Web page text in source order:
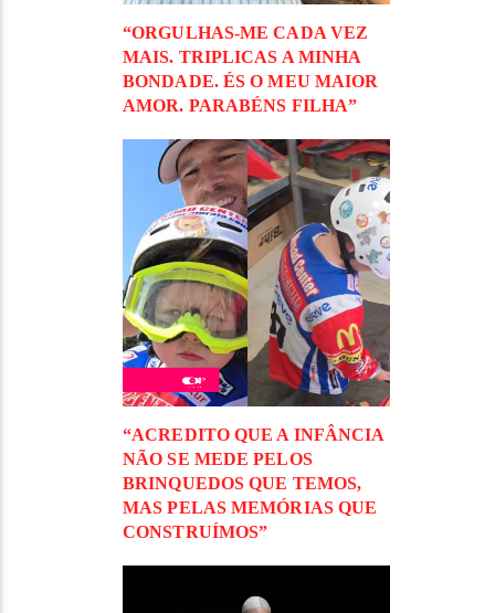
“ORGULHAS-ME CADA VEZ
MAIS. TRIPLICAS A MINHA
BONDADE. ÉS O MEU MAIOR
AMOR. PARABÉNS FILHA”
“ACREDITO QUE A INFÂNCIA
NÃO SE MEDE PELOS
BRINQUEDOS QUE TEMOS,
MAS PELAS MEMÓRIAS QUE
CONSTRUÍMOS”